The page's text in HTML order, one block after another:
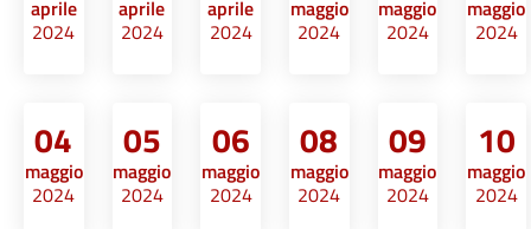
aprile
2024
aprile
2024
aprile
2024
maggio
2024
maggio
2024
maggio
2024
04
maggio
2024
05
maggio
2024
06
maggio
2024
08
maggio
2024
09
maggio
2024
10
maggio
2024